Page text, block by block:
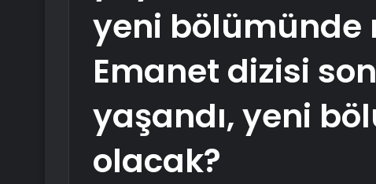
yeni bölümünde
Emanet dizisi
yaşandı, yeni
olacak?